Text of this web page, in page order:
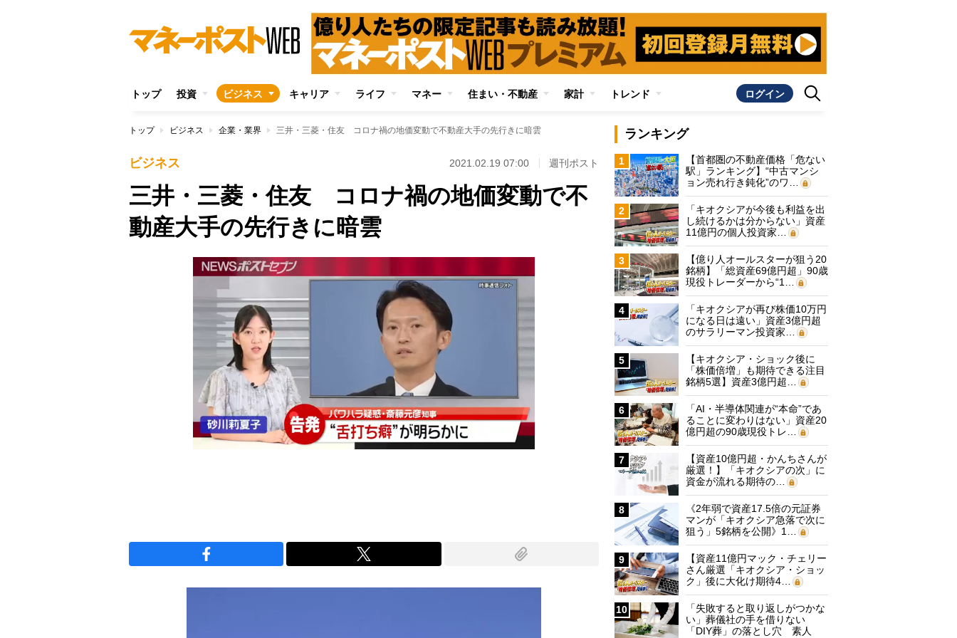
トップ 投資 ビジネス キャリア ライフ マネー 住まい・不動産 家計 トレンド ログイン
トップ ビジネス 企業・業界 三井・三菱・住友 コロナ禍の地価変動で不動産大手の先行きに暗雲
ビジネス 2021.02.19 07:00 週刊ポスト
三井・三菱・住友 コロナ禍の地価変動で不
動産大手の先行きに暗雲
ランキング
1
【首都圏の不動産価格「危ない
駅」ランキング】“中古マンシ
ョン売れ行き鈍化”のワ…
2
「キオクシアが今後も利益を出
し続けるかは分からない」資産
11億円の個人投資家…
3
【億り人オールスターが狙う20
銘柄】「総資産69億円超」90歳
現役トレーダーから“1…
4
「キオクシアが再び株価10万円
になる日は遠い」資産3億円超
のサラリーマン投資家…
5
【キオクシア・ショック後に
「株価倍増」も期待できる注目
銘柄5選】資産3億円超…
6
「AI・半導体関連が“本命”であ
ることに変わりはない」資産20
億円超の90歳現役トレ…
7
【資産10億円超・かんちさんが
厳選！】「キオクシアの次」に
資金が流れる期待の…
8
《2年弱で資産17.5倍の元証券
マンが「キオクシア急落で次に
狙う」5銘柄を公開》1…
9
【資産11億円マック・チェリー
さん厳選「キオクシア・ショッ
ク」後に大化け期待4…
10
「失敗すると取り返しがつかな
い」葬儀社の手を借りない
「DIY葬」の落とし穴 素人